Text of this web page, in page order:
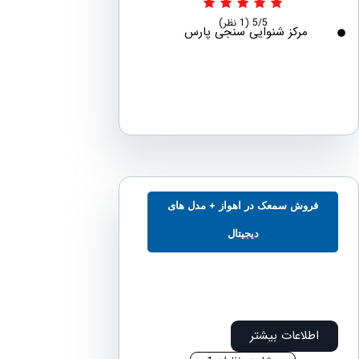
5/5
مرکز شنوایی سنجی پارس
فروش سمعک در اهواز + مدل های
اطلاعات بیشتر